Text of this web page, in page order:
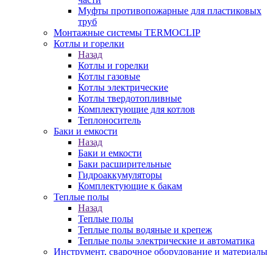
Муфты противопожарные для пластиковых
труб
Монтажные системы TERMOCLIP
Котлы и горелки
Назад
Котлы и горелки
Котлы газовые
Котлы электрические
Котлы твердотопливные
Комплектующие для котлов
Теплоноситель
Баки и емкости
Назад
Баки и емкости
Баки расширительные
Гидроаккумуляторы
Комплектующие к бакам
Теплые полы
Назад
Теплые полы
Теплые полы водяные и крепеж
Теплые полы электрические и автоматика
Инструмент, сварочное оборудование и материалы